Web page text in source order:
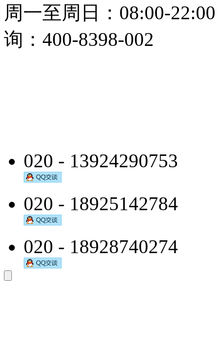
周一至周日：08:00-
询：400-8398-002
020 - 13924290753
020 - 18925142784
020 - 18928740274